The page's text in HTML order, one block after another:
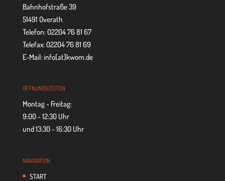
Bahnhofstraße 39
51491 Overath
Telefon: 02204 76 81 67
Telefax: 02204 76 81 69
E-Mail: info[at]kwom.de
ÖFF­NUNGS­ZEI­TEN
Montag - Freitag:
9:00 - 12:30 Uhr
und 13:30 - 16:30 Uhr
NAVI­GA­TION
START